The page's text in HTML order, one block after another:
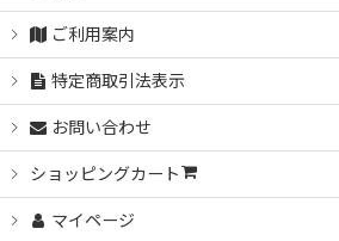
ご利用案内
特定商取引法表示
お問い合わせ
ショッピングカート
マイページ